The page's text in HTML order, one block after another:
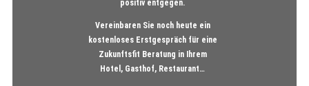
positiv entgegen.
Vereinbaren Sie noch heute ein
kostenloses Erstgespräch für eine
Zukunftsfit Beratung in Ihrem
Hotel, Gasthof, Restaurant…